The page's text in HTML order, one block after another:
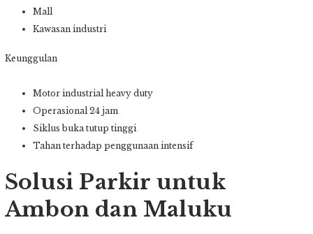
Mall
Kawasan industri
Keunggulan
Motor industrial heavy duty
Operasional 24 jam
Siklus buka tutup tinggi
Tahan terhadap penggunaan intensif
Solusi Parkir untuk
Ambon dan Maluku